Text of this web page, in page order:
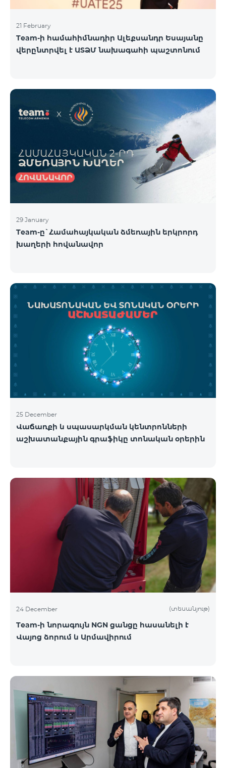
21 February
Team-ի համահիմնադիր Ալեքսանդր Եսայանը
վերընտրվել է ԱՏՁՄ նախագահի պաշտոնում
29 January
Team-ը`Համահայկական ձմեռային երկրորդ
խաղերի հովանավոր
25 December
Վաճառքի և սպասարկման կենտրոնների
աշխատանքային գրաֆիկը տոնական օրերին
24 December (տեսանյութ)
Team-ի նորագույն NGN ցանցը հասանելի է
Վայոց ձորում և Արմավիրում